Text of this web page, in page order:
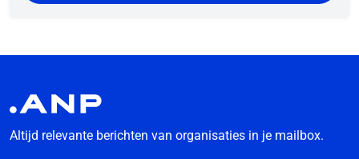
Altijd relevante berichten van organisaties in je mailbox.